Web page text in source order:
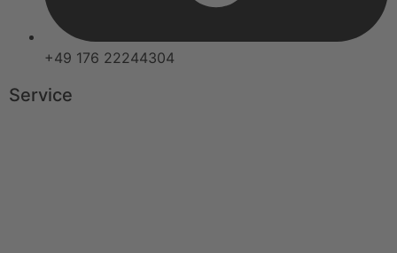
+49 176 22244304
Service